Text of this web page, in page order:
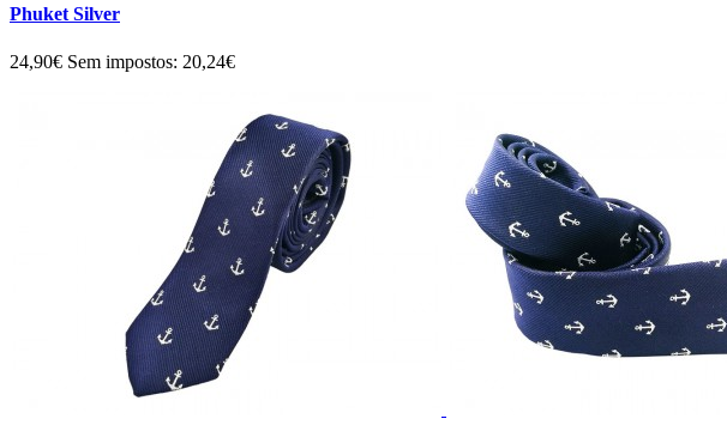
Phuket Silver
24,90€ Sem impostos: 20,24€